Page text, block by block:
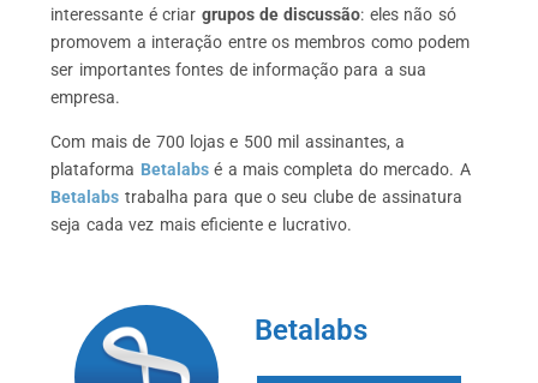
interessante é criar grupos de discussão: eles não só
promovem a interação entre os membros como podem
ser importantes fontes de informação para a sua
empresa.
Com mais de 700 lojas e 500 mil assinantes, a
plataforma Betalabsé a mais completa do mercado. A
Betalabs trabalha para que o seu clube de assinatura
seja cada vez mais eficiente e lucrativo.
Betalabs